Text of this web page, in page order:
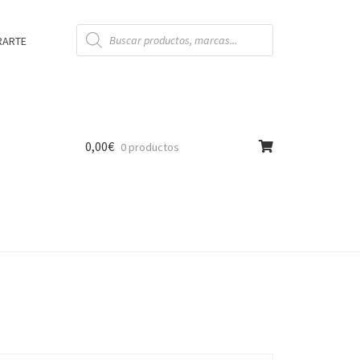
Búsqueda
de
productos
0,00€ 0 productos